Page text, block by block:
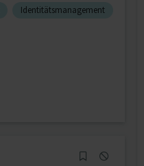
Identitätsmanagement